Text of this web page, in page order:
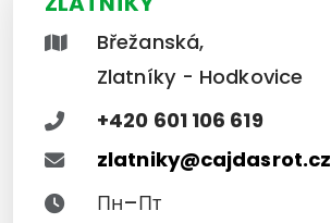
Břežanská,
Zlatníky - Hodkovice
+420 601 106 619
zlatniky@cajdasrot.cz
Пн–Пт